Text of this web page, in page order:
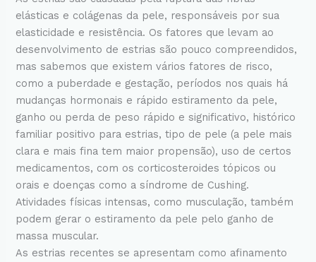
elásticas e colágenas da pele, responsáveis por sua
elasticidade e resistência. Os fatores que levam ao
desenvolvimento de estrias são pouco compreendidos,
mas sabemos que existem vários fatores de risco,
como a puberdade e gestação, períodos nos quais há
mudanças hormonais e rápido estiramento da pele,
ganho ou perda de peso rápido e significativo, histórico
familiar positivo para estrias, tipo de pele (a pele mais
clara e mais fina tem maior propensão), uso de certos
medicamentos, com os corticosteroides tópicos ou
orais e doenças como a síndrome de Cushing.
Atividades físicas intensas, como musculação, também
podem gerar o estiramento da pele pelo ganho de
massa muscular.
As estrias recentes se apresentam como afinamento